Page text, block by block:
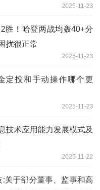
2025-11-23
胜！哈登两战均轰40+分
扰很正常
2025-11-23
定投和手动操作哪个更
2025-11-23
技术应用能力发展模式及
2025-11-22
:关于部分董事、监事和高